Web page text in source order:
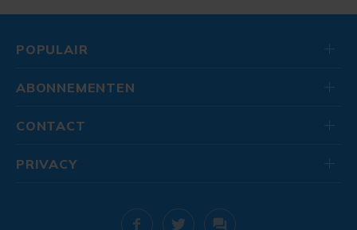
POPULAIR
ABONNEMENTEN
CONTACT
PRIVACY